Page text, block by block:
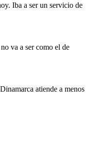
Iba a ser un servicio de
va a ser como el de
atiende a menos